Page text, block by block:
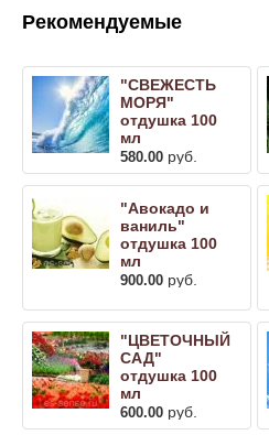
Рекомендуемые
"СВЕЖЕСТЬ
МОРЯ"
отдушка 100
мл
580.00 руб.
"Авокадо и
ваниль"
отдушка 100
мл
900.00 руб.
"ЦВЕТОЧНЫЙ
САД"
отдушка 100
мл
600.00 руб.